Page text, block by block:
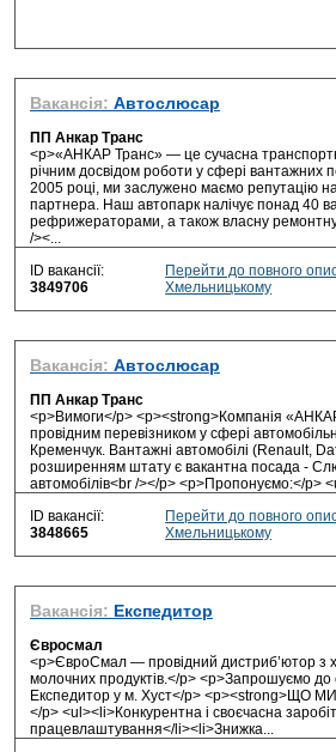
Вакансія: Автослюсар
ПП Анкар Транс
<p>«АНКАР Транс» — це сучасна
річним досвідом роботи у сфері вантажних
2005 році, ми заслужено маємо репутацію
партнера. Наш автопарк налічує понад 40
рефрижераторами, а також власну
/><...
ID вакансії:
3849706
Перейти до повного
Хмельницькому
Вакансія: Автослюсар
ПП Анкар Транс
<p>Вимоги</p> <p><strong>Компанія
провідним перевізником у сфері
Кременчук. Вантажні автомобілі (Renault,
розширенням штату є вакантна посада -
автомобілів<br /></p> <p>Пропонуємо:</p>
ID вакансії:
3848665
Перейти до повного
Хмельницькому
Вакансія: Експедитор
Євросмал
<p>ЄвроСмал — провідний дистриб’ютор з
молочних продуктів.</p> <p>Запрошуємо до
Експедитор у м. Хуст</p>
</p> <ul><li>Конкурентна і своєчасна
працевлаштування</li><li>Знижка...